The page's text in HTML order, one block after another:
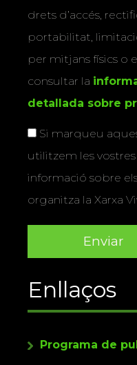
drets d’accés,
portabilitat,
per mitjans físics o
consultar la
detallada sobre
Si marqueu
utilitzem les
informació sobre
organitza la Xarxa
Enllaços
Programa de